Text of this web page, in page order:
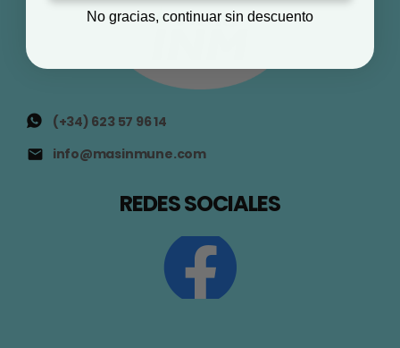
(+34) 623 57 96 14
info@masinmune.com
REDES SOCIALES
No gracias, continuar sin descuento